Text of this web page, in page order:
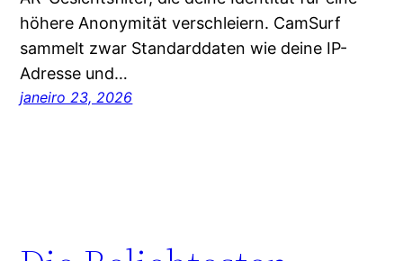
höhere Anonymität verschleiern. CamSurf
sammelt zwar Standarddaten wie deine IP-
Adresse und…
janeiro 23, 2026